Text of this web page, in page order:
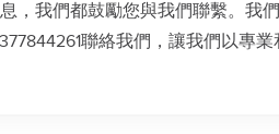
，我們都鼓勵您與我們聯繫。我
聯絡我們，讓我們以專業